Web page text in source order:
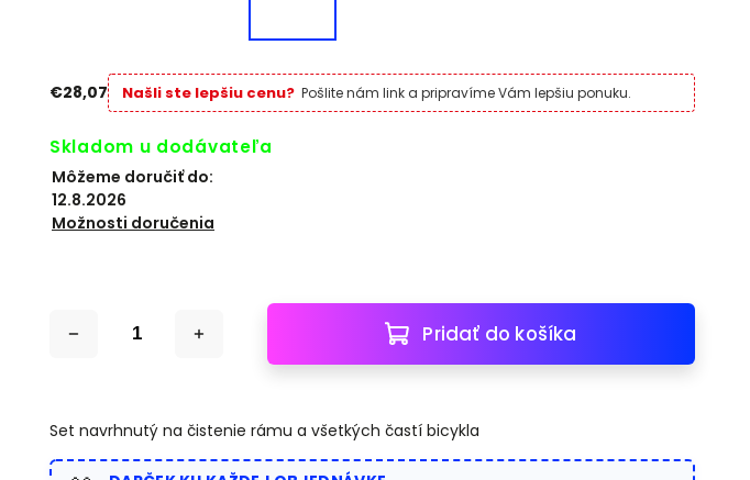
€28,07 Našli ste lepšiu cenu? Pošlite nám link a pripravíme Vám lepšiu ponuku.
Skladom u dodávateľa
Môžeme doručiť do:
12.8.2026
Možnosti doručenia
Pridať do košíka
Set navrhnutý na čistenie rámu a všetkých častí bicykla